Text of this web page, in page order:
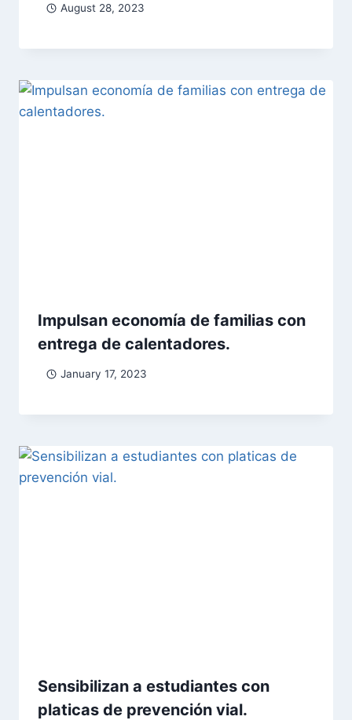
August 28, 2023
Impulsan economía de familias con
entrega de calentadores.
January 17, 2023
Sensibilizan a estudiantes con
platicas de prevención vial.